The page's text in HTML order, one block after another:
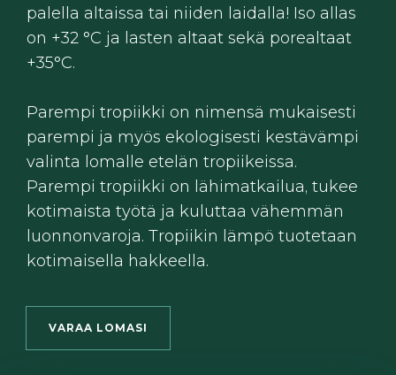
palella altaissa tai niiden laidalla! Iso allas
on +32 °C ja lasten altaat sekä porealtaat
+35°C.
Parempi tropiikki on nimensä mukaisesti
parempi ja myös ekologisesti kestävämpi
valinta lomalle etelän tropiikeissa.
Parempi tropiikki on lähimatkailua, tukee
kotimaista työtä ja kuluttaa vähemmän
luonnonvaroja. Tropiikin lämpö tuotetaan
kotimaisella hakkeella.
VARAA LOMASI